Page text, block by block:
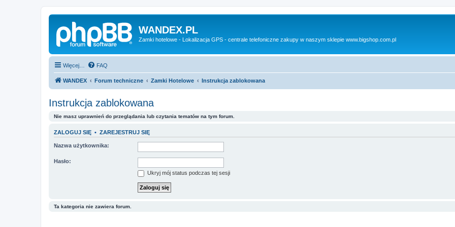
WANDEX.PL
Zamki hotelowe - Lokalizacja GPS - centrale telefoniczne zakupy w naszym sklepie www.bigshop.com.pl
Więcej… FAQ
WANDEX Forum techniczne Zamki Hotelowe Instrukcja zablokowana
Instrukcja zablokowana
Nie masz uprawnień do przeglądania lub czytania tematów na tym forum.
ZALOGUJ SIĘ • ZAREJESTRUJ SIĘ
Nazwa użytkownika:
Hasło:
Ukryj mój status podczas tej sesji
Ta kategoria nie zawiera forum.